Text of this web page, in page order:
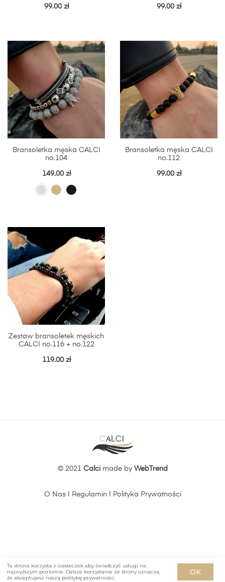
99.00 zł 99.00 zł
Bransoletka męska CALCI
no.104
149.00 zł
Bransoletka męska CALCI
no.112
99.00 zł
Zestaw bransoletek męskich
CALCI no.116 + no.122
119.00 zł
© 2021 Calcimade by WebTrend
O Nas| Regulamin| Polityka Prywatności
Ta strona korzysta z ciasteczek aby świadczyć usługi na
najwyższym poziomie. Dalsze korzystanie ze strony oznacza,
że akceptujesz naszą politykę prywatności.
OK